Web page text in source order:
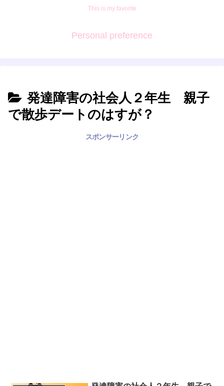
This is my favorite
Personal preference
発達障害の社会人２年生 親子
で散歩デートのはすが？
スポンサーリンク